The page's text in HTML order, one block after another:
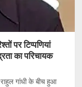
पर टिप्पणियां
का परिचायक
गांधी के बीच हुआ